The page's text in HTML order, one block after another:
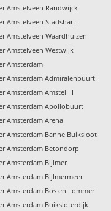
Amstelveen Randwijck
Amstelveen Stadshart
Amstelveen Waardhuizen
Amstelveen Westwijk
Amsterdam
Amsterdam Admiralenbuurt
Amsterdam Amstel III
Amsterdam Apollobuurt
Amsterdam Arena
Amsterdam Banne Buiksloot
Amsterdam Betondorp
Amsterdam Bijlmer
Amsterdam Bijlmermeer
Amsterdam Bos en Lommer
Amsterdam Buiksloterdijk